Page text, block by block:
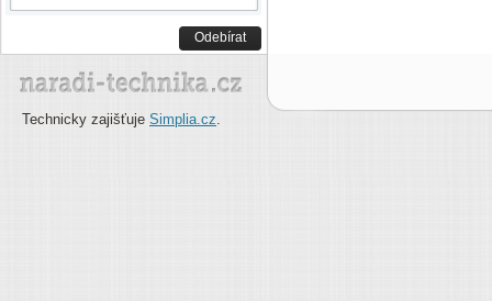
Odebírat
Technicky zajišťuje Simplia.cz.